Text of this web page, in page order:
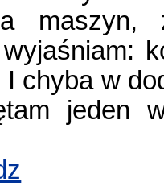
wyjaśniam:
chyba w
jeden